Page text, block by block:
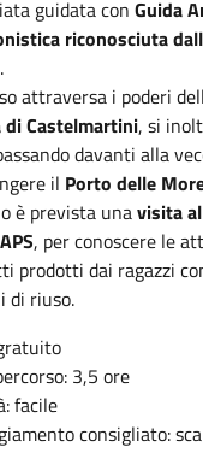
guidata con Guida
riconosciuta
.
attraversa i poderi
di Castelmartini, si
davanti alla
il Porto delle
è prevista unavisita
, per conoscere le
prodotti dai ragazzi
di riuso.
3,5 ore
facile
consigliato: